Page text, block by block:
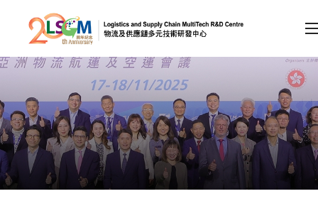
跳到内容（按回车键）
会员登录
A A EN 繁 简